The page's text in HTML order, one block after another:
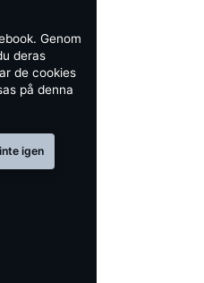
Genom
deras
de cookies
på denna
igen